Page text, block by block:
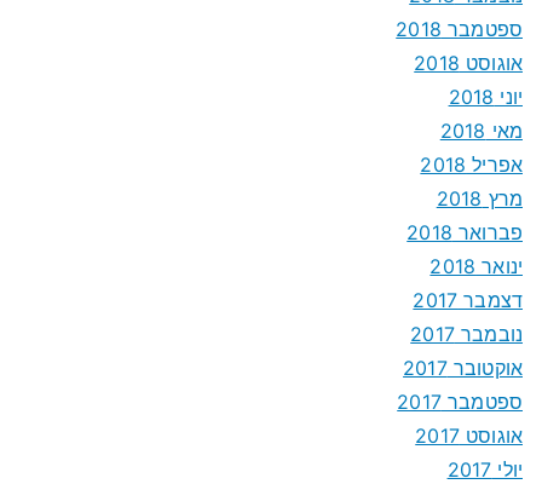
ספטמבר 2018
אוגוסט 2018
יוני 2018
מאי 2018
אפריל 2018
מרץ 2018
פברואר 2018
ינואר 2018
דצמבר 2017
נובמבר 2017
אוקטובר 2017
ספטמבר 2017
אוגוסט 2017
יולי 2017